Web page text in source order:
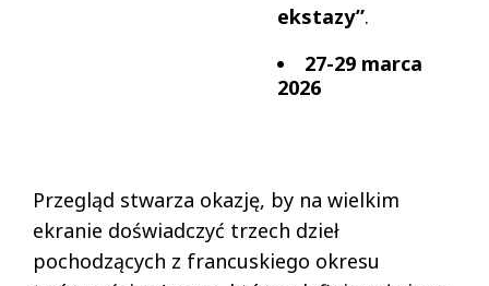
ekstazy”.
27-29 marca
2026
Przegląd stwarza okazję, by na wielkim
ekranie doświadczyć trzech dzieł
pochodzących z francuskiego okresu